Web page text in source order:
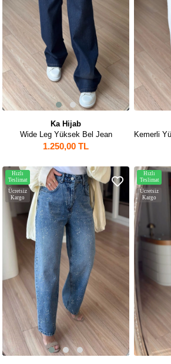
Ka Hijab
Wide Leg Yüksek Bel Jean
1.250,00 TL
Ücretsiz
Kargo
Hızlı
Teslimat
Ücretsiz
Kargo
Hızlı
Teslimat